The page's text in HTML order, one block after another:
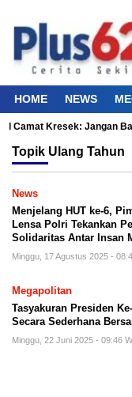
HOME NEWS
Camat Kresek: Jangan
Topik Ulang Tahun
News
Menjelang HUT ke-6,
Lensa Polri Tekankan
Solidaritas Antar Insan
Minggu, 17 Agustus 2025 -
Megapolitan
Tasyakuran Presiden
Secara Sederhana
Minggu, 22 Juni 2025 - 09:46